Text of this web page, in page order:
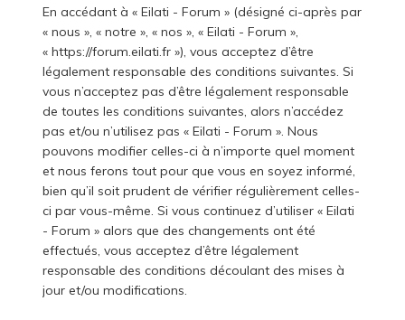
En accédant à « Eilati - Forum » (désigné ci-après par
« nous », « notre », « nos », « Eilati - Forum »,
« https://forum.eilati.fr »), vous acceptez d’être
légalement responsable des conditions suivantes. Si
vous n’acceptez pas d’être légalement responsable
de toutes les conditions suivantes, alors n’accédez
pas et/ou n’utilisez pas « Eilati - Forum ». Nous
pouvons modifier celles-ci à n’importe quel moment
et nous ferons tout pour que vous en soyez informé,
bien qu’il soit prudent de vérifier régulièrement celles-
ci par vous-même. Si vous continuez d’utiliser « Eilati
- Forum » alors que des changements ont été
effectués, vous acceptez d’être légalement
responsable des conditions découlant des mises à
jour et/ou modifications.